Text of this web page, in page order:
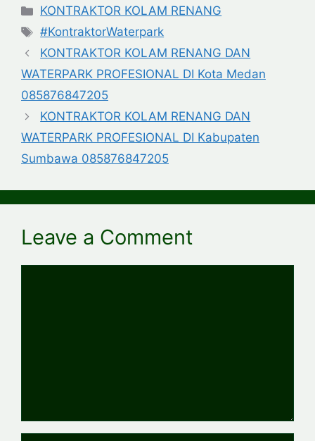
Categories
KONTRAKTOR KOLAM RENANG
Tags
#KontraktorWaterpark
KONTRAKTOR KOLAM RENANG DAN
WATERPARK PROFESIONAL DI Kota Medan
085876847205
KONTRAKTOR KOLAM RENANG DAN
WATERPARK PROFESIONAL DI Kabupaten
Sumbawa 085876847205
Leave a Comment